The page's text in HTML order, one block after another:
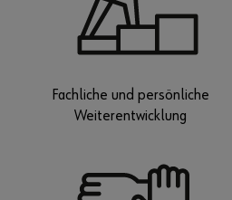
Fachliche und persönliche
Weiterentwicklung